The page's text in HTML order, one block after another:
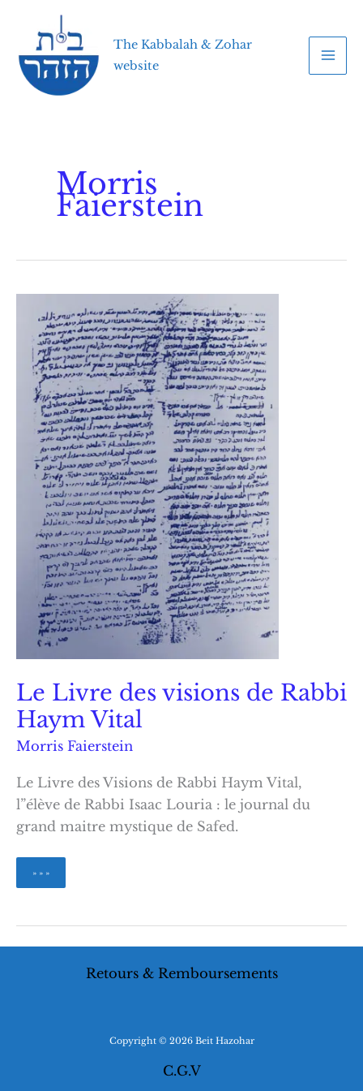
content
The Kabbalah & Zohar
website
Morris
Faierstein
Le Livre des visions de Rabbi
Haym Vital
Morris Faierstein
Le Livre des Visions de Rabbi Haym Vital,
l”élève de Rabbi Isaac Louria : le journal du
grand maitre mystique de Safed.
Le
Livre
Rabbi
» » »
Retours & Remboursements
Copyright © 2026 Beit Hazohar
C.G.V